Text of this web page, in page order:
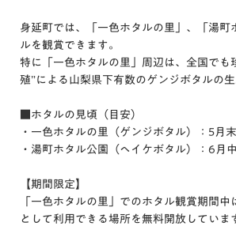
身延町では、「一色ホタルの里」、「湯町
ルを観賞できます。
特に「一色ホタルの里」周辺は、全国でも
殖”による山梨県下有数のゲンジボタルの生
■ホタルの見頃（目安）
・一色ホタルの里（ゲンジボタル）：5月
・湯町ホタル公園（ヘイケボタル）：6月
【期間限定】
「一色ホタルの里」でのホタル観賞期間中
として利用できる場所を無料開放していま